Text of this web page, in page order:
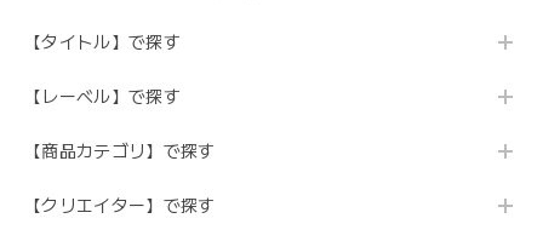
【タイトル】で探す
【レーベル】で探す
【商品カテゴリ】で探す
【クリエイター】で探す